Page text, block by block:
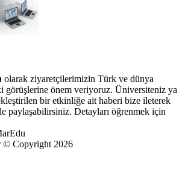
olarak ziyaretçilerimizin Türk ve dünya
görüşlerine önem veriyoruz. Üniversiteniz ya
bir etkinliğe ait haberi bize ileterek
paylaşabilirsiniz. Detayları öğrenmek için
© Copyright 2026